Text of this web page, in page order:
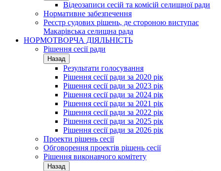
Відеозаписи сесій та комісій селищної ради
Нормативне забезпечення
Реєстр судових рішень, де стороною виступає
Макарівська селищна рада
НОРМОТВОРЧА ДІЯЛЬНІСТЬ
Рішення сесії ради
Назад
Результати голосування
Рішення сесії ради за 2020 рік
Рішення сесії ради за 2023 рік
Рішення сесії ради за 2024 рік
Рішення сесії ради за 2021 рік
Рішення сесії ради за 2022 рік
Рішення сесії ради за 2025 рік
Рішення сесії ради за 2026 рік
Проекти рішень сесії
Обговорення проектів рішень сесії
Рішення виконавчого комітету
Назад